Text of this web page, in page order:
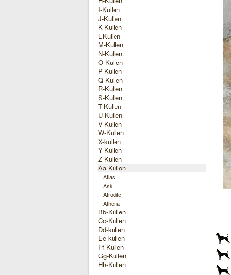
I-Kullen
J-Kullen
K-Kullen
L-Kullen
M-Kullen
N-Kullen
O-Kullen
P-Kullen
Q-Kullen
R-Kullen
S-Kullen
T-Kullen
U-Kullen
V-Kullen
W-Kullen
X-kullen
Y-Kullen
Z-Kullen
Aa-Kullen
Atlas
Ask
Afrodite
Athena
Bb-Kullen
Cc-Kullen
Dd-kullen
Ee-kullen
Ff-Kullen
Gg-Kullen
Hh-Kullen